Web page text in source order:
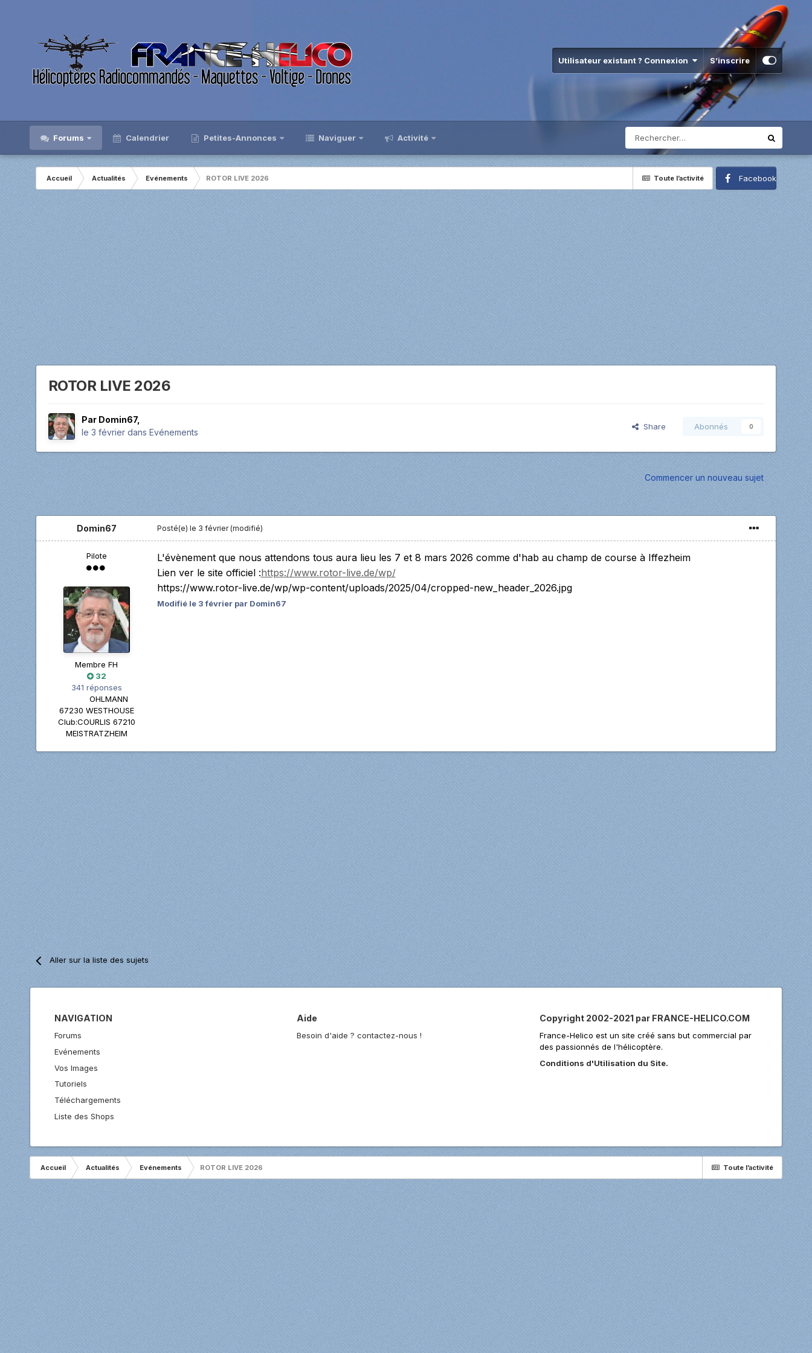
Utilisateur existant ? Connexion S’inscrire
Forums Calendrier Petites-Annonces Naviguer Activité
Toute l’activité
Accueil Actualités Evénements ROTOR LIVE 2026 Facebook
ROTOR LIVE 2026
Par Domin67,
le 3 févrierdans Evénements
Share Abonnés 0
Commencer un nouveau sujet
Domin67
Pilote
Membre FH
32
341 réponses
OHLMANN
67230 WESTHOUSE
Club:COURLIS 67210
MEISTRATZHEIM
Posté(e) le 3 février (modifié)
L'évènement que nous attendons tous aura lieu les 7 et 8 mars 2026 comme d'hab au champ de course à Iffezheim
Lien ver le site officiel :https://www.rotor-live.de/wp/
https://www.rotor-live.de/wp/wp-content/uploads/2025/04/cropped-new_header_2026.jpg
Modifié le 3 févrierpar Domin67
Aller sur la liste des sujets
NAVIGATION
Forums
Evénements
Vos Images
Tutoriels
Téléchargements
Liste des Shops
Aide
Besoin d'aide ? contactez-nous !
Copyright 2002-2021 par FRANCE-HELICO.COM
France-Helico est un site créé sans but commercial par
des passionnés de l'hélicoptère.
Conditions d'Utilisation du Site.
Toute l’activité
Accueil Actualités Evénements ROTOR LIVE 2026